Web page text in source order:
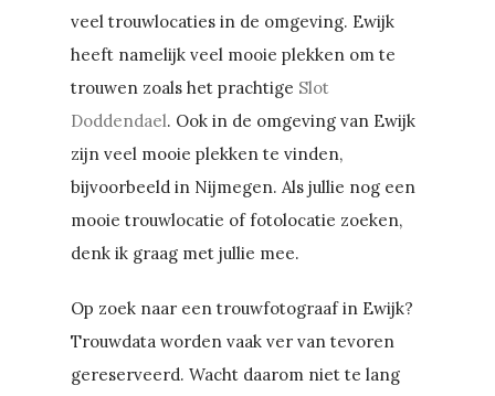
veel trouwlocaties in de omgeving. Ewijk
heeft namelijk veel mooie plekken om te
trouwen zoals het prachtige Slot
Doddendael. Ook in de omgeving van Ewijk
zijn veel mooie plekken te vinden,
bijvoorbeeld in Nijmegen. Als jullie nog een
mooie trouwlocatie of fotolocatie zoeken,
denk ik graag met jullie mee.
Op zoek naar een trouwfotograaf in Ewijk?
Trouwdata worden vaak ver van tevoren
gereserveerd. Wacht daarom niet te lang